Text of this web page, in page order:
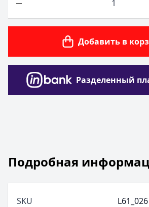
Добавить в
Разделенный
Подробная
SKU
L61_026